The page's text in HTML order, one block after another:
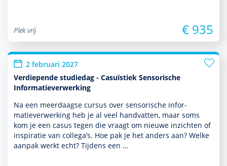
Plek vrij € 935
2 februari 2027
Verdiepende studiedag - Casuïstiek Sensorische
Informatieverwerking
Na een meerdaagse cursus over sensorische infor­
matieverwerking heb je al veel handvatten, maar soms
kom je een casus tegen die vraagt om nieuwe inzichten of
inspiratie van collega’s. Hoe pak je het anders aan? Welke
aanpak werkt echt? Tijdens een …